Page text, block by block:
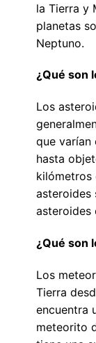
la Tierra y
planetas
Neptuno.
¿Qué son
Los
que varían
hasta
kilómetros
asteroides
asteroides
¿Qué son
Los
Tierra
encuentra
meteorito